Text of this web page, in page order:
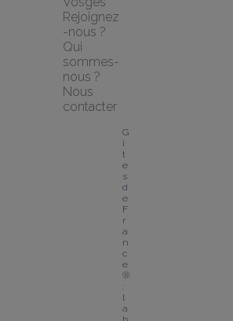
Rejoignez
-nous ?
Qui
sommes-
nous ?
Nous
contacter
G
î
t
e
s
d
e
F
r
a
n
c
e
®
:
l
a